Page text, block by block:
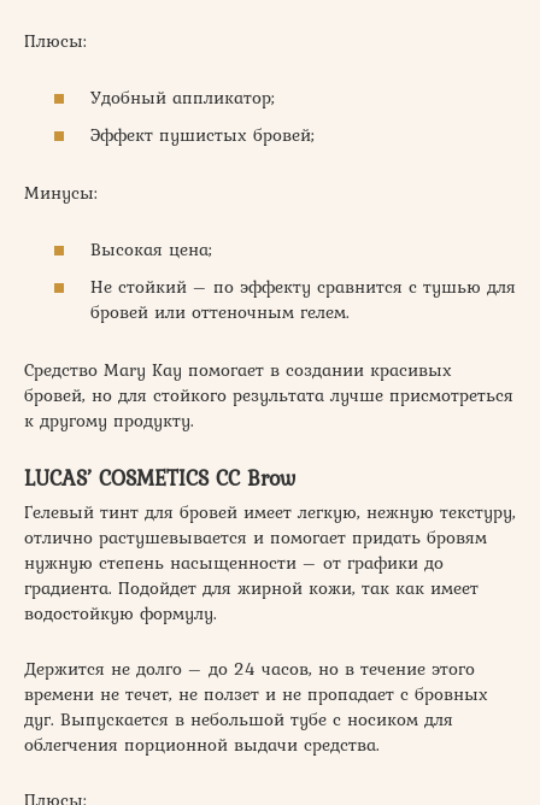
Плюсы:
Удобный аппликатор;
Эффект пушистых бровей;
Минусы:
Высокая цена;
Не стойкий – по эффекту сравнится с тушью для
бровей или оттеночным гелем.
Средство Mary Kay помогает в создании красивых
бровей, но для стойкого результата лучше присмотреться
к другому продукту.
LUCAS’ COSMETICS CC Brow
Гелевый тинт для бровей имеет легкую, нежную текстуру,
отлично растушевывается и помогает придать бровям
нужную степень насыщенности – от графики до
градиента. Подойдет для жирной кожи, так как имеет
водостойкую формулу.
Держится не долго – до 24 часов, но в течение этого
времени не течет, не ползет и не пропадает с бровных
дуг. Выпускается в небольшой тубе с носиком для
облегчения порционной выдачи средства.